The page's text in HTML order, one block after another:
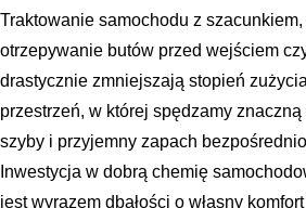
Traktowanie samochodu z
otrzepywanie butów przed wejściem
drastycznie zmniejszają stopień
przestrzeń, w której spędzamy
szyby i przyjemny zapach
Inwestycja w dobrą chemię
jest wyrazem dbałości o własny